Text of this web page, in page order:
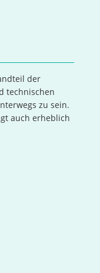
der
technischen
zu sein.
auch erheblich